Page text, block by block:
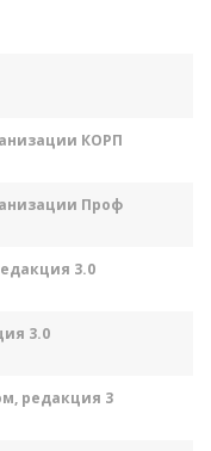
КОРП
Проф
3.0
3.0
редакция 3